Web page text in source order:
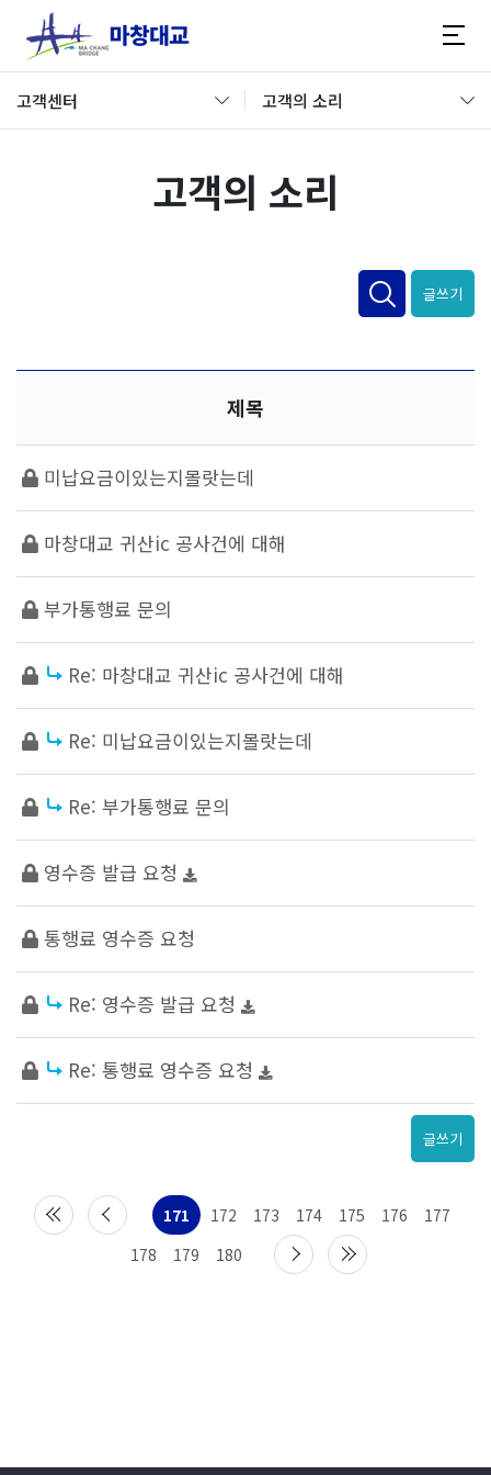
고객센터 고객의 소리
고객의 소리
글쓰기
제목
미납요금이있는지몰랏는데
마창대교 귀산ic 공사건에 대해
부가통행료 문의
Re: 마창대교 귀산ic 공사건에 대해
Re: 미납요금이있는지몰랏는데
Re: 부가통행료 문의
영수증 발급 요청
통행료 영수증 요청
Re: 영수증 발급 요청
Re: 통행료 영수증 요청
글쓰기
171 172 173 174 175 176
177
178
179 180